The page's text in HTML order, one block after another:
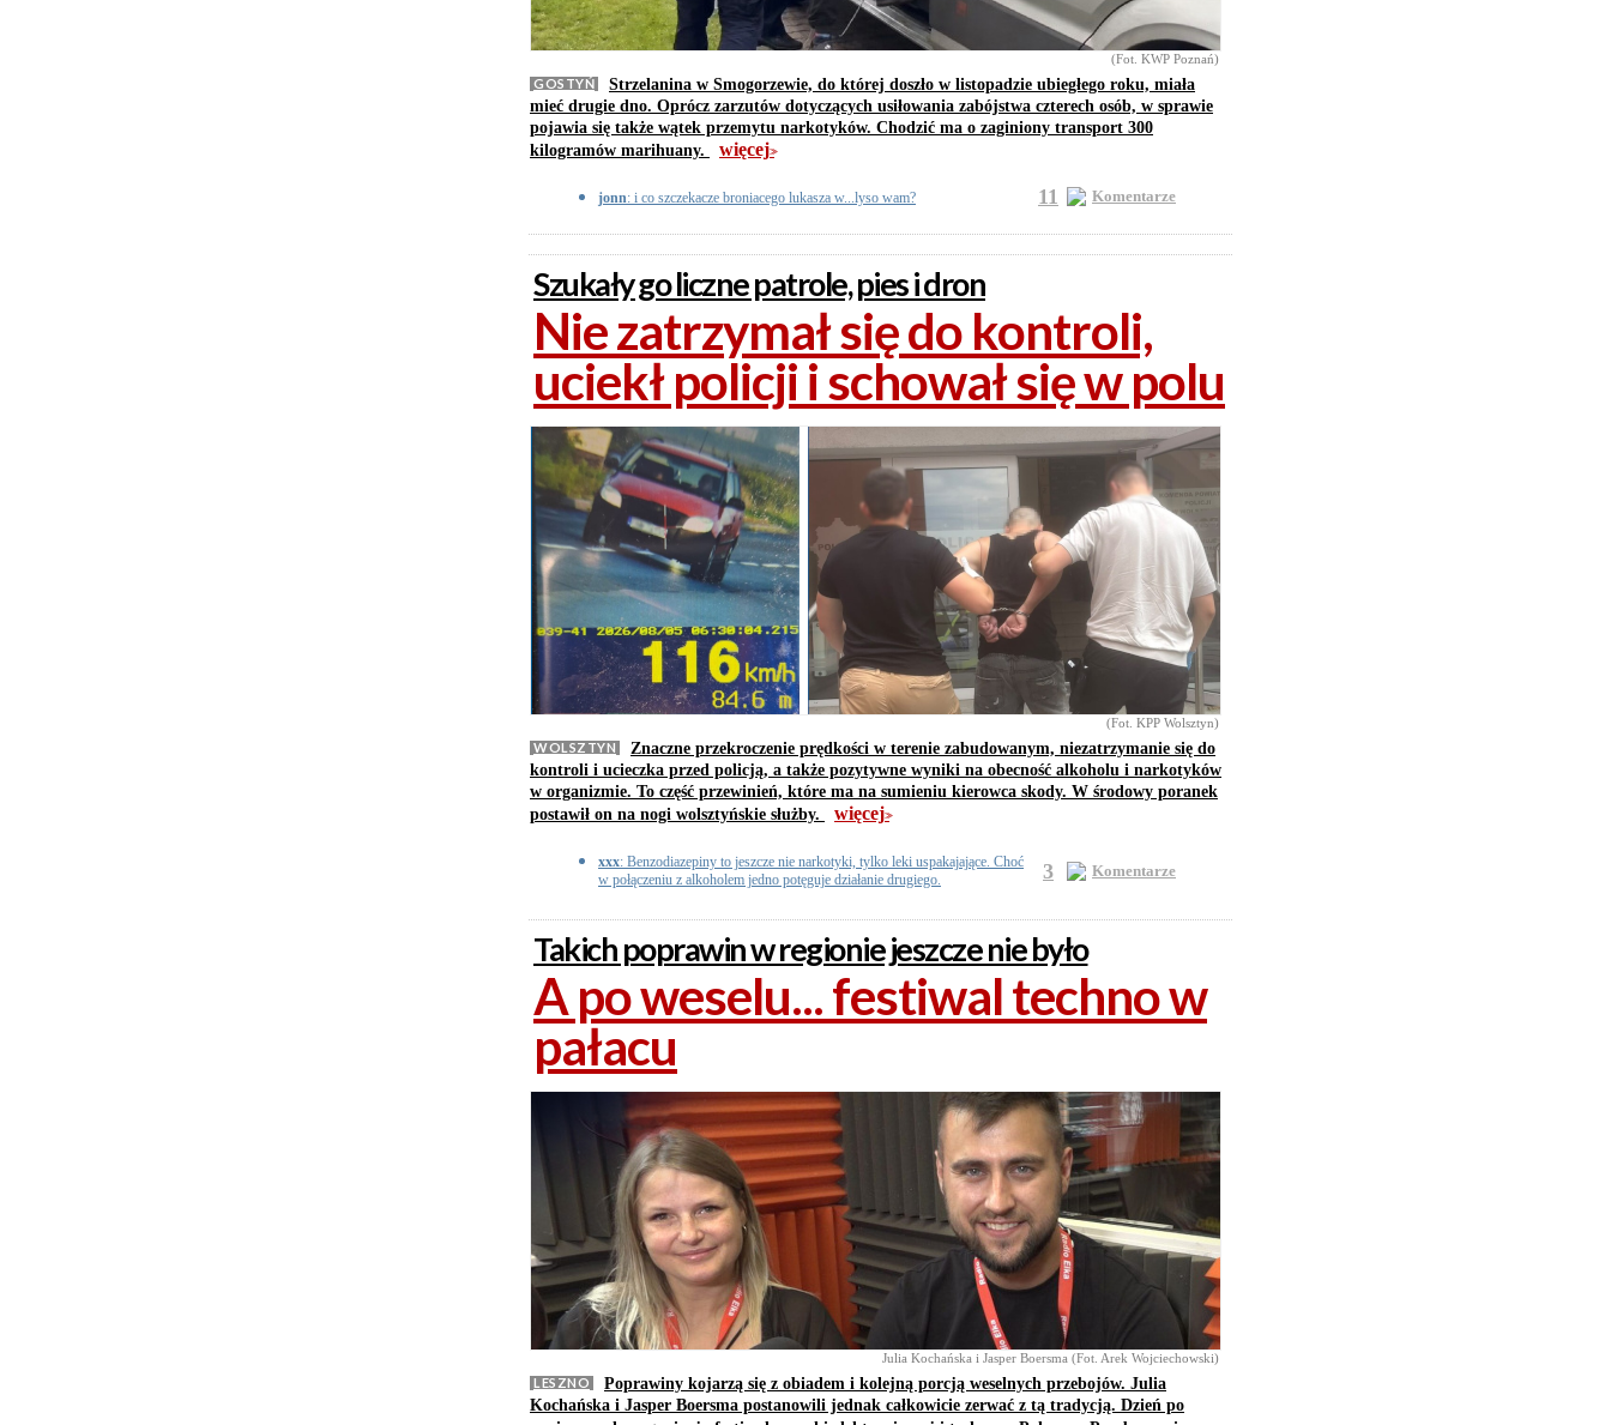
(Fot. KWP Poznań)
GOSTYŃ
Strzelanina w Smogorzewie, do której doszło w listopadzie ubiegłego roku, miała
mieć drugie dno. Oprócz zarzutów dotyczących usiłowania zabójstwa czterech osób, w sprawie
pojawia się także wątek przemytu narkotyków. Chodzić ma o zaginiony transport 300
kilogramów marihuany.
więcej>>
jonn: i co szczekacze broniacego lukasza w...lyso wam? 11 Komentarze
Szukały go liczne patrole, pies i dron
Nie zatrzymał się do kontroli,
uciekł policji i schował się w polu
(Fot. KPP Wolsztyn)
WOLSZTYN
Znaczne przekroczenie prędkości w terenie zabudowanym, niezatrzymanie się do
kontroli i ucieczka przed policją, a także pozytywne wyniki na obecność alkoholu i narkotyków
w organizmie. To część przewinień, które ma na sumieniu kierowca skody. W środowy poranek
postawił on na nogi wolsztyńskie służby.
więcej>>
xxx: Benzodiazepiny to jeszcze nie narkotyki, tylko leki uspakajające. Choć
w połączeniu z alkoholem jedno potęguje działanie drugiego. 3 Komentarze
Takich poprawin w regionie jeszcze nie było
A po weselu... festiwal techno w
pałacu
Julia Kochańska i Jasper Boersma (Fot. Arek Wojciechowski)
LESZNO
Poprawiny kojarzą się z obiadem i kolejną porcją weselnych przebojów. Julia
Kochańska i Jasper Boersma postanowili jednak całkowicie zerwać z tą tradycją. Dzień po